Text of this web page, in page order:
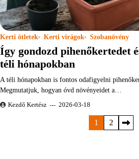
Kerti ötletek Kerti virágok Szobanövény
Így gondozd pihenőkertedet
téli hónapokban
A téli hónapokban is fontos odafigyelni
Megmutatjuk, hogyan óvd növényeidet a…
Kezdő Kertész 2026-03-18
1 2